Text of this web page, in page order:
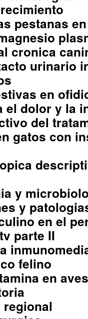
pestanas
cronica
urinario
en
el dolor y la
del
gatos con
y
y
en el
parte II
felino
en